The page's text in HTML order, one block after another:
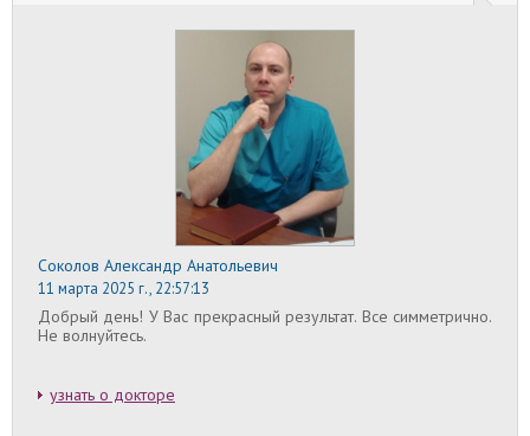
контакт конъюнктивы с воздухом во время
операции вызывает дискомфорт и раздражение,
а нередко и микротрещины на внешнем слое
Соколов Александр Анатольевич
11 марта 2025 г., 22:57:13
Добрый день! У Вас прекрасный результат. Все симметрично.
Не волнуйтесь.
узнать о докторе